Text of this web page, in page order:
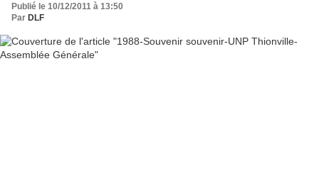
Publié le 10/12/2011 à 13:50
Par DLF